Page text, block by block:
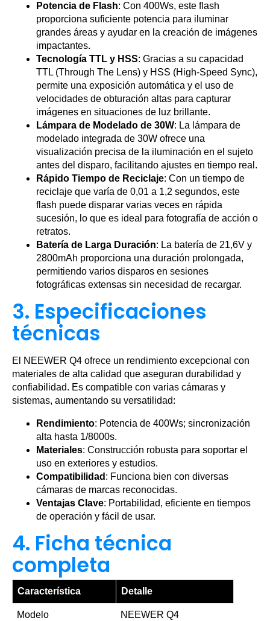
Potencia de Flash: Con 400Ws, este flash
proporciona suficiente potencia para iluminar
grandes áreas y ayudar en la creación de imágenes
impactantes.
Tecnología TTL y HSS: Gracias a su capacidad
TTL (Through The Lens) y HSS (High-Speed Sync),
permite una exposición automática y el uso de
velocidades de obturación altas para capturar
imágenes en situaciones de luz brillante.
Lámpara de Modelado de 30W: La lámpara de
modelado integrada de 30W ofrece una
visualización precisa de la iluminación en el sujeto
antes del disparo, facilitando ajustes en tiempo real.
Rápido Tiempo de Reciclaje: Con un tiempo de
reciclaje que varía de 0,01 a 1,2 segundos, este
flash puede disparar varias veces en rápida
sucesión, lo que es ideal para fotografía de acción o
retratos.
Batería de Larga Duración: La batería de 21,6V y
2800mAh proporciona una duración prolongada,
permitiendo varios disparos en sesiones
fotográficas extensas sin necesidad de recargar.
3. Especificaciones
técnicas
El NEEWER Q4 ofrece un rendimiento excepcional con
materiales de alta calidad que aseguran durabilidad y
confiabilidad. Es compatible con varias cámaras y
sistemas, aumentando su versatilidad:
Rendimiento: Potencia de 400Ws; sincronización
alta hasta 1/8000s.
Materiales: Construcción robusta para soportar el
uso en exteriores y estudios.
Compatibilidad : Funciona bien con diversas
cámaras de marcas reconocidas.
Ventajas Clave: Portabilidad, eficiente en tiempos
de operación y fácil de usar.
4. Ficha técnica
completa
Característica Detalle
Modelo NEEWER Q4